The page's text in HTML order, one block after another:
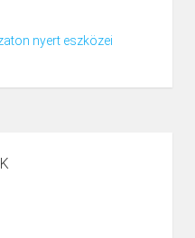
nyert eszközei